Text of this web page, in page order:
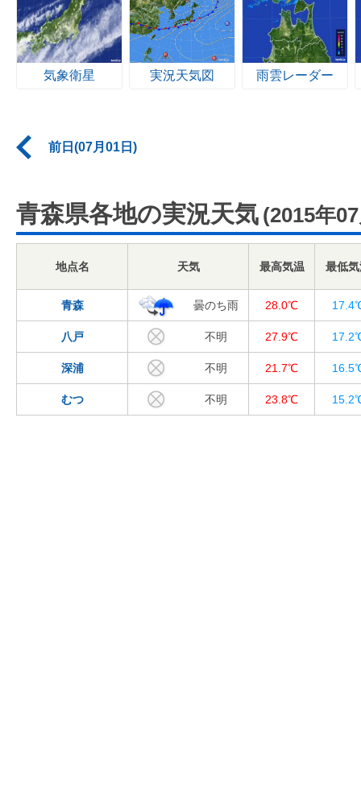
気象衛星 実況天気図 雨雲レーダー
前日(07月01日)
青森県各地の実況天気 (2015年
地点名 天気 最高気温 最低
青森 曇のち雨 28.0℃
八戸 不明 27.9℃
深浦 不明 21.7℃
むつ 不明 23.8℃